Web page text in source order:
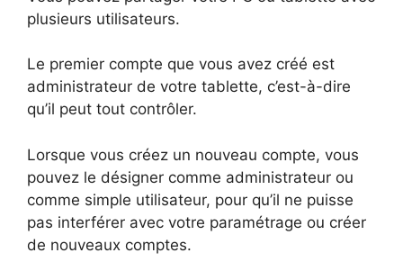
plusieurs utilisateurs.
Le premier compte que vous avez créé est
administrateur de votre tablette, c’est-à-dire
qu’il peut tout contrôler.
Lorsque vous créez un nouveau compte, vous
pouvez le désigner comme administrateur ou
comme simple utilisateur, pour qu’il ne puisse
pas interférer avec votre paramétrage ou créer
de nouveaux comptes.